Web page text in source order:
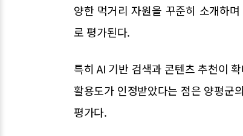
양한 먹거리 자원을 꾸준히 소개하
로 평가된다.
특히 AI 기반 검색과 콘텐츠 추천이
활용도가 인정받았다는 점은 양평군
평가다.